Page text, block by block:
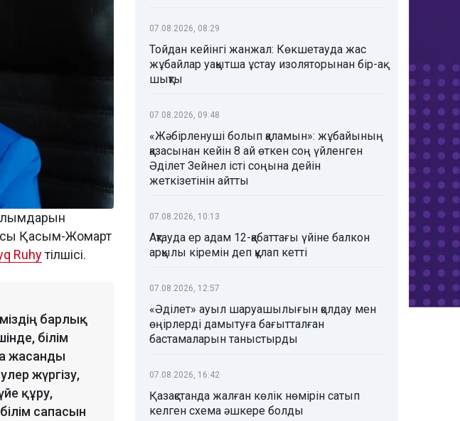
Қасым-Жомарт
Ruhyтілшісі.
барлық
білім
жасанды
жүргізу,
құру,
сапасын
07.08.2026, 08:29
Тойдан кейінгі жанжал: Көкшетауда жас
жұбайлар уақытша ұстау изоляторынан бір-ақ
шықты
07.08.2026, 09:48
«Жәбірленуші болып қаламын»: жұбайының
қазасынан кейін 8 ай өткен соң үйленген
Әділет Зейнел істі соңына дейін
жеткізетінін айтты
07.08.2026, 10:13
Ақтауда ер адам 12-қабаттағы үйіне балкон
арқылы кіремін деп құлап кетті
07.08.2026, 12:57
«Әділет» ауыл шаруашылығын қолдау мен
өңірлерді дамытуға бағытталған
бастамаларын таныстырды
07.08.2026, 16:42
Қазақстанда жалған көлік нөмірін сатып
келген схема әшкере болды